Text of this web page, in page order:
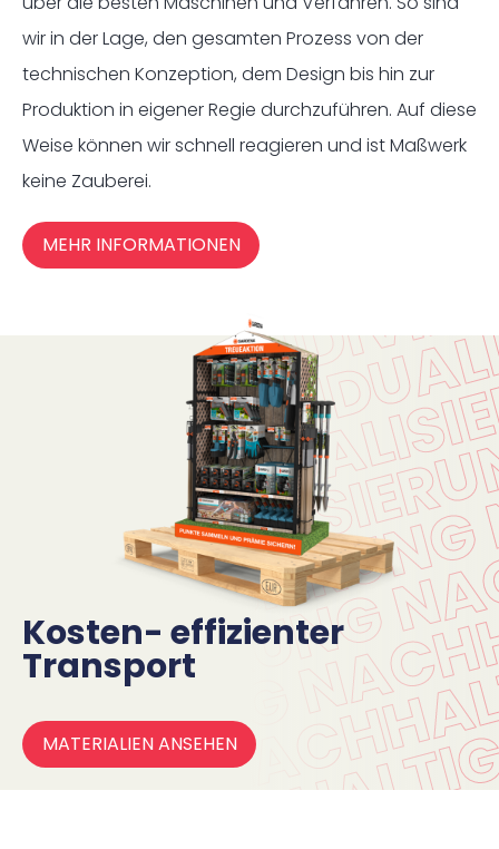
wir in der Lage, den gesamten Prozess von der
technischen Konzeption, dem Design bis hin zur
Produktion in eigener Regie durchzuführen. Auf diese
Weise können wir schnell reagieren und ist Maßwerk
keine Zauberei.
MEHR INFORMATIONEN
Kosten- effizienter
Transport
MATERIALIEN ANSEHEN